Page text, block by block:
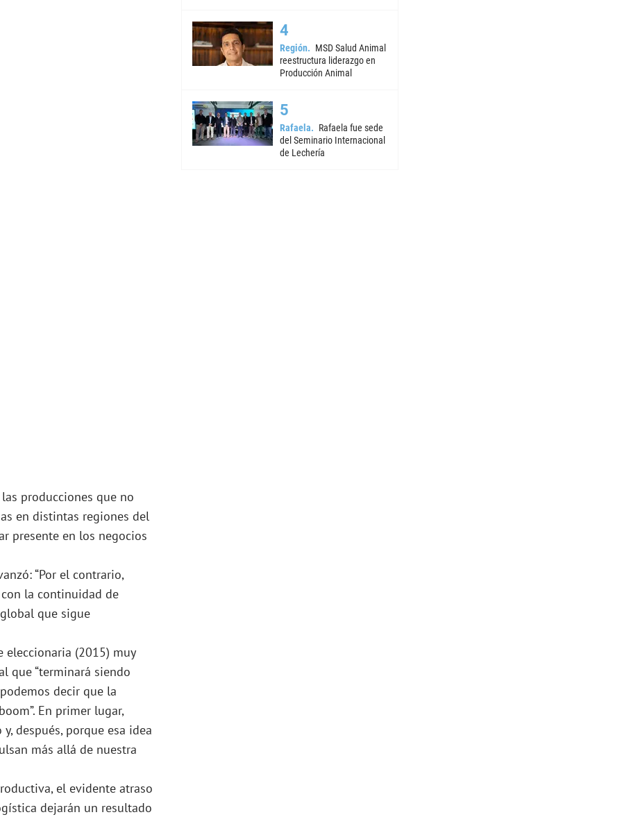
producciones que no
en distintas regiones del
presente en los negocios
“Por el contrario,
la continuidad de
que sigue
eleccionaria (2015) muy
que “terminará siendo
decir que la
En primer lugar,
después, porque esa idea
más allá de nuestra
el evidente atraso
dejarán un resultado
Región
MSD Salud Animal
reestructura liderazgo en
Producción Animal
Rafaela
Rafaela fue sede
del Seminario Internacional
de Lechería